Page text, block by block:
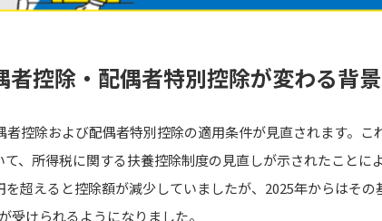
者控除・配偶者特別控除が変わる背景
者控除および配偶者特別控除の適用条件が見直されます。こ
、所得税に関する扶養控除制度の見直しが示されたことに
超えると控除額が減少していましたが、2025年からはそ
受けられるようになりました。